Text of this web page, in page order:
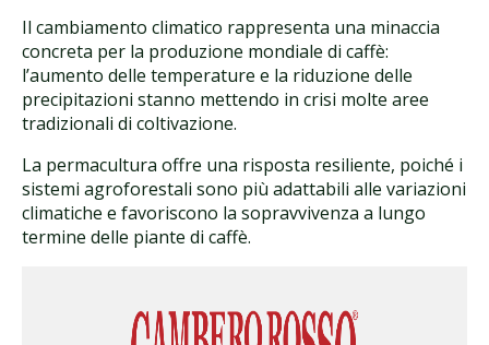
Il cambiamento climatico rappresenta una minaccia
concreta per la produzione mondiale di caffè:
l’aumento delle temperature e la riduzione delle
precipitazioni stanno mettendo in crisi molte aree
tradizionali di coltivazione.
La permacultura offre una risposta resiliente, poiché i
sistemi agroforestali sono più adattabili alle variazioni
climatiche e favoriscono la sopravvivenza a lungo
termine delle piante di caffè.